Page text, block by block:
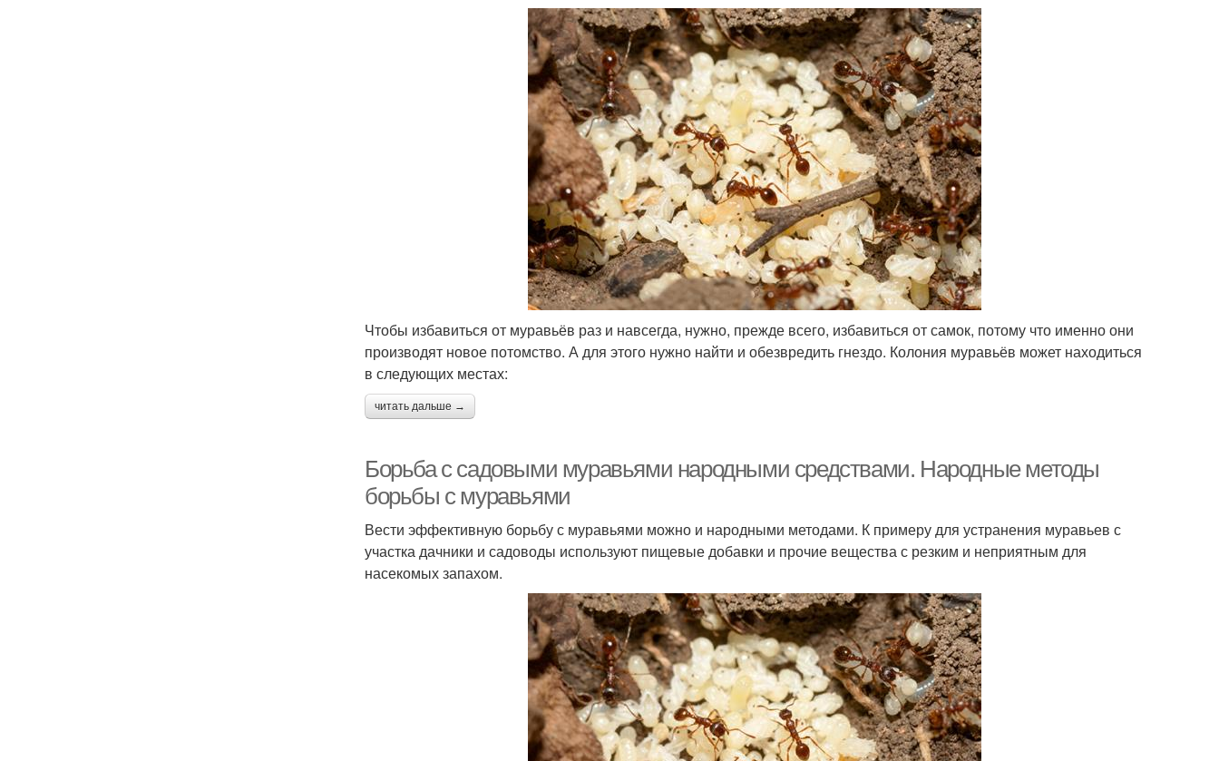
Чтобы избавиться от муравьёв раз и навсегда, нужно, прежде всего, избавиться от самок, потому что именно они
производят новое потомство. А для этого нужно найти и обезвредить гнездо. Колония муравьёв может находиться
в следующих местах:
читать дальше →
Борьба с садовыми муравьями народными средствами. Народные методы
борьбы с муравьями
Вести эффективную борьбу с муравьями можно и народными методами. К примеру для устранения муравьев с
участка дачники и садоводы используют пищевые добавки и прочие вещества с резким и неприятным для
насекомых запахом.